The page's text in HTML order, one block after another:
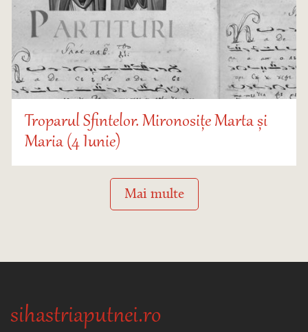
Troparul Sfintelor. Mironosițe Marta și
Maria (4 Iunie)
Mai multe
sihastriaputnei.ro